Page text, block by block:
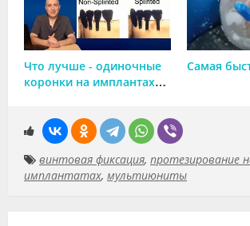
Что лучше - одиночные
коронки на имплантах
Самая
винтовая фиксация, протезирование
имплантатах, мультиюниты